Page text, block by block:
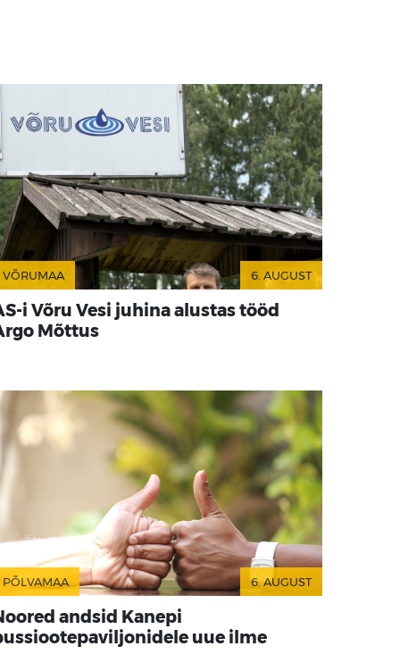
VÕRUMAA 6. AUGUST
i Võru Vesi juhina alustas tööd
Mõttus
PÕLVAMAA 6. AUGUST
andsid Kanepi
uue ilme